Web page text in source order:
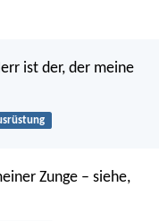
ist der, der meine
Zunge – siehe,